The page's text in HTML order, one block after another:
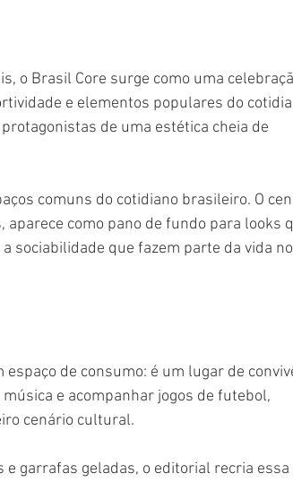
o Brasil Core surge como uma
e elementos populares do
de uma estética cheia de
comuns do cotidiano brasileiro. O
como pano de fundo para looks
sociabilidade que fazem parte da vida
de consumo: é um lugar de
e acompanhar jogos de futebol,
cenário cultural.
garrafas geladas, o editorial recria